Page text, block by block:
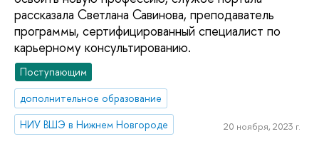
рассказала Светлана Савинова, преподаватель
программы, сертифицированный специалист по
карьерному консультированию.
Поступающим
дополнительное образование
НИУ ВШЭ в Нижнем Новгороде
20 ноября, 2023 г.